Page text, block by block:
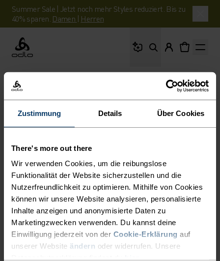
Zustimmung Details Über Cookies
There's more out there
Wir verwenden Cookies, um die reibungslose
Funktionalität der Website sicherzustellen und die
Nutzerfreundlichkeit zu optimieren. Mithilfe von Cookies
können wir unsere Website analysieren, personalisierte
Inhalte anzeigen und anonymisierte Daten zu
Marketingzwecken verwenden. Du kannst deine
Einwilligung jederzeit von der Cookie-Erklärung auf
unserer Website ändern oder widerrufen. Unsere
Summer Sale | Jetzt noch mehr Styles reduziert. Bis zu
40% sparen. Damen | Herren
Odlo
KEINE ERGEBNISSE FÜR
ASCENT DAUNEN
FILTER EMPFEHLUNGEN
0 Produkte